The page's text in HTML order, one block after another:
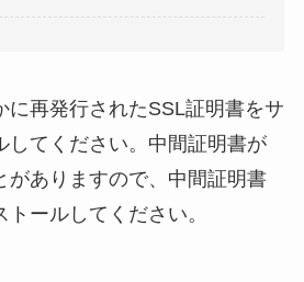
に再発行されたSSL証明書をサ
してください。中間証明書が
がありますので、中間証明書
ールしてください。